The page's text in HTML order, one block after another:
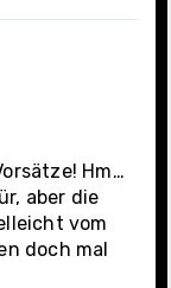
Hm…
aber die
vom
doch mal